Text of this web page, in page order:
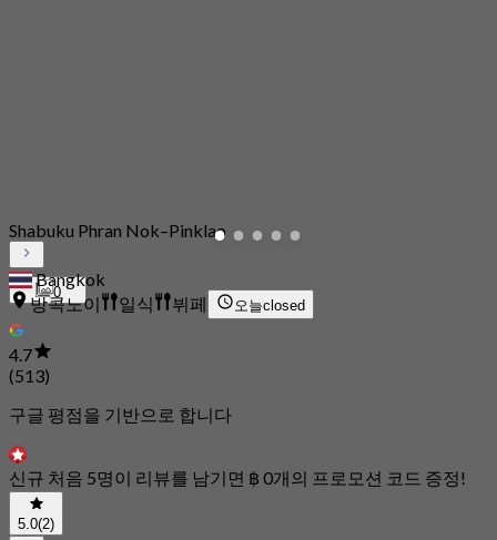
0
Shabuku Phran Nok–Pinklao
Bangkok
방콕노이
일식 뷔페 오늘closed
4.7
(513)
구글 평점을 기반으로 합니다
신규 처음 5명이 리뷰를 남기면 ฿ 0개의 프로모션 코드 증정!
5.0(2)